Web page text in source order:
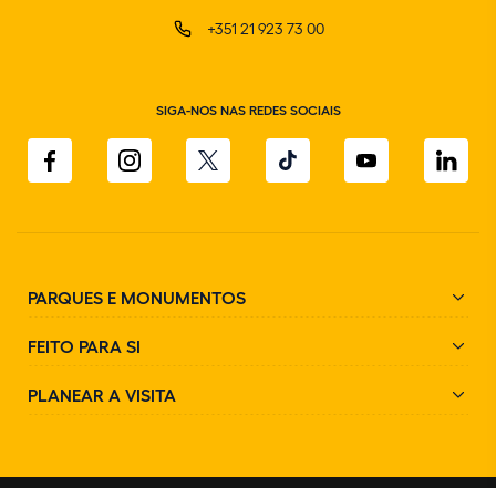
+351 21 923 73 00
SIGA-NOS NAS REDES SOCIAIS
PARQUES E MONUMENTOS
FEITO PARA SI
PLANEAR A VISITA